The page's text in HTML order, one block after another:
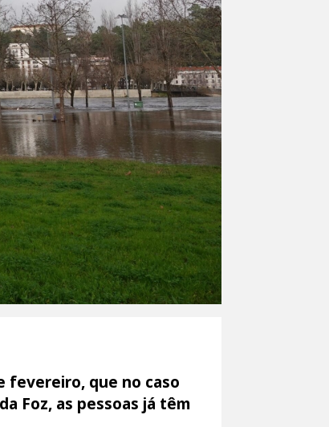
fevereiro, que no caso
Foz, as pessoas já têm